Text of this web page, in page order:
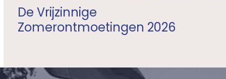
De Vrijzinnige
Zomerontmoetingen 2026